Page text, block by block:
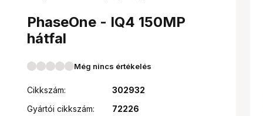
PhaseOne - IQ4 150MP
hátfal
Még nincs értékelés
Cikkszám:
302932
Gyártói cikkszám:
72226